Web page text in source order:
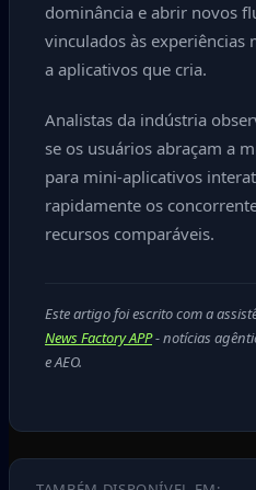
dominância e abrir novos
vinculados às experiências
a aplicativos que cria.
Analistas da indústria
se os usuários abraçam a
para mini-aplicativos
rapidamente os
recursos comparáveis.
Este artigo foi escrito com a
News Factory APP- notícias
e AEO.